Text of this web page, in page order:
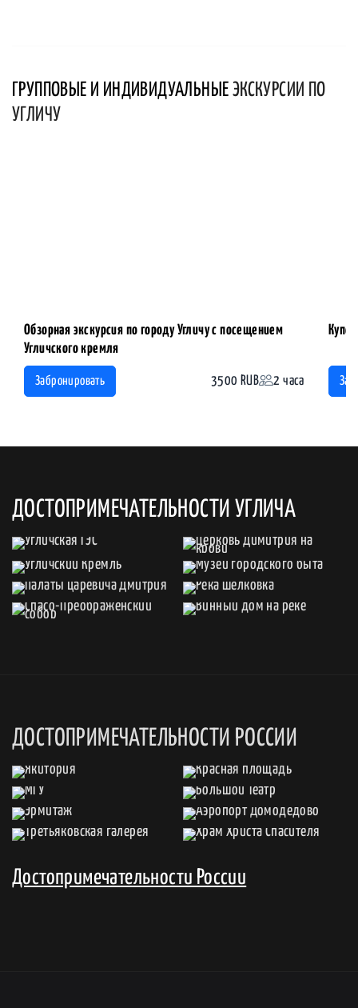
ГРУППОВЫЕ И ИНДИВИДУАЛЬНЫЕ ЭКСКУРСИИ ПО
УГЛИЧУ
Обзорная экскурсия по городу Угличу с посещением
Угличского кремля
Забронировать 3500 RUB 2 часа
ДОСТОПРИМЕЧАТЕЛЬНОСТИ УГЛИЧА
ДОСТОПРИМЕЧАТЕЛЬНОСТИ РОССИИ
Достопримечательности России